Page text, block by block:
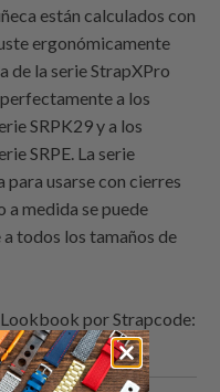
están calculados con
ergonómicamente
de la serie StrapXPro
a los
SRPK29 y a los
SRPE. La serie
usarse con cierres
a medida se puede
todos los tamaños de
Lookbook porStrapcode: